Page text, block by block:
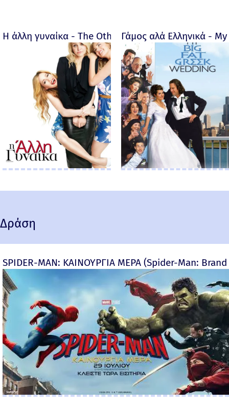
Η άλλη γυναίκα - The Other Woman – 2014
Γάμος αλά Ελληνικά -
Δράση
SPIDER-MAN: ΚΑΙΝΟΥΡΓΙΑ ΜΕΡΑ (Spider-Man: